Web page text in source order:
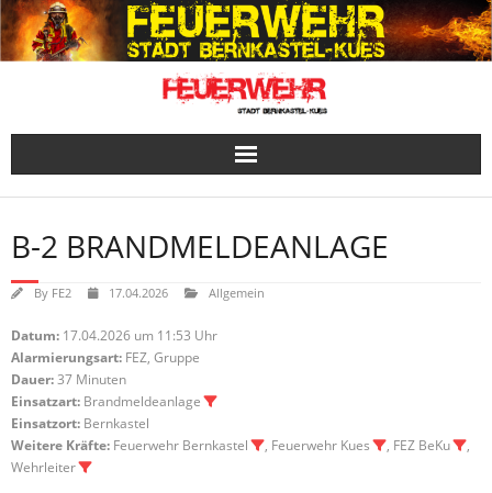
Skip
to
content
B-2 BRANDMELDEANLAGE
By FE2 17.04.2026 Allgemein
Datum: 17.04.2026 um 11:53 Uhr
Alarmierungsart: FEZ, Gruppe
Dauer:37 Minuten
Einsatzart: Brandmeldeanlage
Einsatzort: Bernkastel
Weitere Kräfte: Feuerwehr Bernkastel , Feuerwehr Kues , FEZ BeKu
,
Wehrleiter